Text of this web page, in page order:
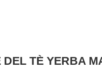
DEL TÈ YERBA